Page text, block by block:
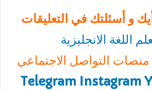
و أسئلتك في التعليقات
اللغة الانجليزية
منصات التواصل الاجتماعي
Telegram Instagram